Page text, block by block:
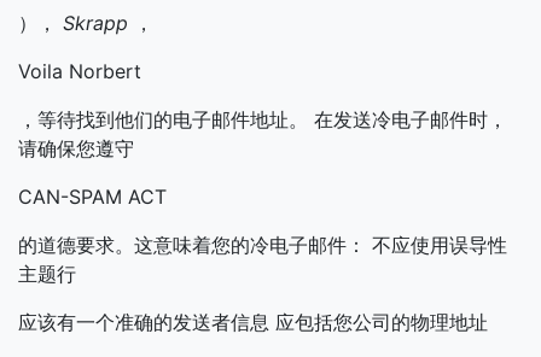
）， Skrapp
，
Voila Norbert
，等待找到他们的电子邮件地址。
在发送冷电子邮件时，
请确保您遵守
CAN-SPAM ACT
的道德要求。这意味着您的冷电子邮件： 不应使用误导性
主题行
应该有一个准确的发送者信息 应包括您公司的物理地址